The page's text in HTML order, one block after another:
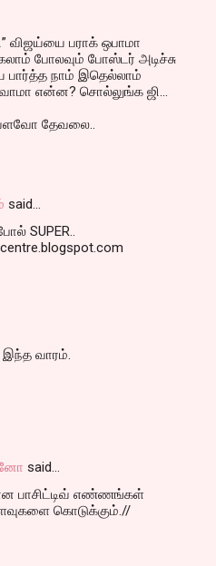
விஜய்யை பராக் ஒபாமா
போலவும் போஸ்டர் அடிச்சு
பார்த்த நாம் இதெல்லாம்
என்ன? சொல்லுங்க ஜி...
தேவலை..
said…
SUPER..
வாரம்.
said…
பாசிட்டிவ் எண்ணங்கள்
கொடுக்கும்.//